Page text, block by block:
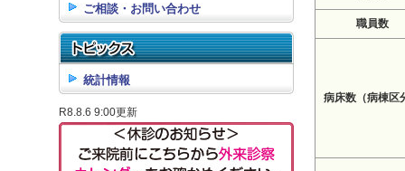
ご相談・お問い合わせ
統計情報
R8.8.6 9:00更新
職員数
病床数（病棟区